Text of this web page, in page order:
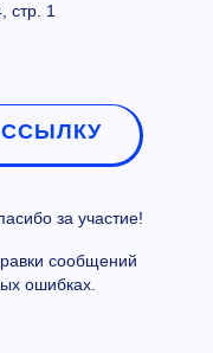
стр. 1
за участие!
сообщений
ошибках.